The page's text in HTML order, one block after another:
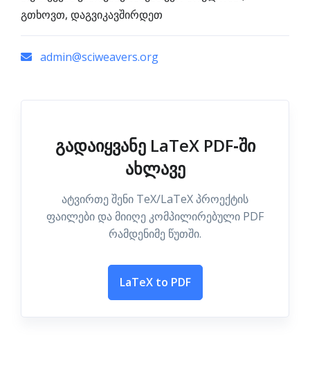
გთხოვთ, დაგვიკავშირდეთ
admin@sciweavers.org
გადაიყვანე LaTeX PDF‑ში
ახლავე
ატვირთე შენი TeX/LaTeX პროექტის
ფაილები და მიიღე კომპილირებული PDF
რამდენიმე წუთში.
LaTeX to PDF